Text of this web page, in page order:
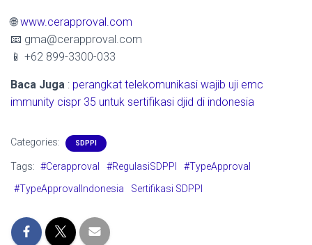
🌐www.cerapproval.com
📧 gma@cerapproval.com
📱 +62 899-3300-033
Baca Juga : perangkat telekomunikasi wajib uji emc
immunity cispr 35 untuk sertifikasi djid di indonesia
Categories: SDPPI
Tags: #Cerapproval #RegulasiSDPPI
#TypeApproval
#TypeApprovalIndonesia
Sertifikasi SDPPI